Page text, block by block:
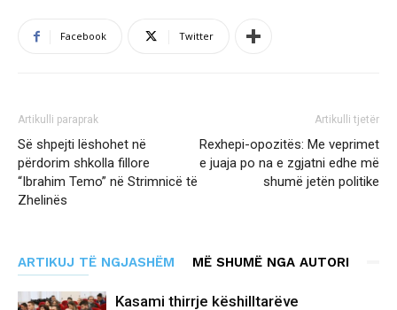
Facebook Twitter
Artikulli paraprak
Së shpejti lëshohet në
përdorim shkolla fillore
“Ibrahim Temo” në Strimnicë të
Zhelinës
Artikulli tjetër
Rexhepi-opozitës: Me veprimet
e juaja po na e zgjatni edhe më
shumë jetën politike
ARTIKUJ TË NGJASHËM MË SHUMË NGA AUTORI
Kasami thirrje këshilltarëve